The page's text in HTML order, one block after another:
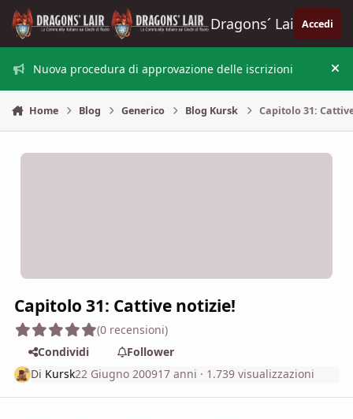
Vai al contenuto
Dragons´ Lair Accedi
Nuova procedura di approvazione delle iscrizioni
Home Blog Generico Blog Kursk Capitolo 31:
Capitolo 31: Cattive notizie!
(0 recensioni)
Condividi
Follower
Di Kursk22 Giugno 200917 anni · 1.739 visualizzazioni